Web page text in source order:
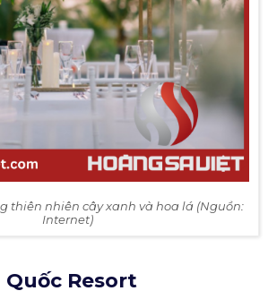
điểm mà InterContinental highly
Đã lựa chọntổ chức đám cưới ở
sao không tới InterContinental một
Quốc Resort
sao đạt chuẩn quốc tế nằm bên Bãi
đến nằm trong list ưu tiên của các
chức tiệc cưới hoặc tận hưởng tuần
tổ chức tiệc cưới trọn gói
nhưng không kém phần ấm cúng,